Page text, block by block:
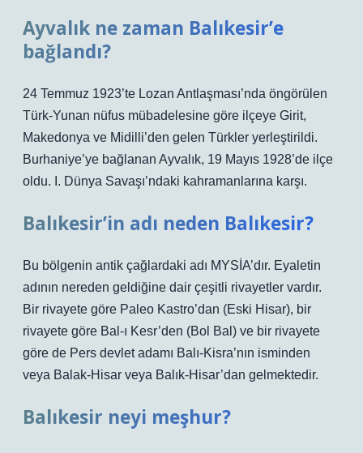
Ayvalık ne zaman Balıkesir’e
bağlandı?
24 Temmuz 1923’te Lozan Antlaşması’nda öngörülen
Türk-Yunan nüfus mübadelesine göre ilçeye Girit,
Makedonya ve Midilli’den gelen Türkler yerleştirildi.
Burhaniye’ye bağlanan Ayvalık, 19 Mayıs 1928’de ilçe
oldu. I. Dünya Savaşı’ndaki kahramanlarına karşı.
Balıkesir’in adı neden Balıkesir?
Bu bölgenin antik çağlardaki adı MYSİA’dır. Eyaletin
adının nereden geldiğine dair çeşitli rivayetler vardır.
Bir rivayete göre Paleo Kastro’dan (Eski Hisar), bir
rivayete göre Bal-ı Kesr’den (Bol Bal) ve bir rivayete
göre de Pers devlet adamı Balı-Kisra’nın isminden
veya Balak-Hisar veya Balık-Hisar’dan gelmektedir.
Balıkesir neyi meşhur?